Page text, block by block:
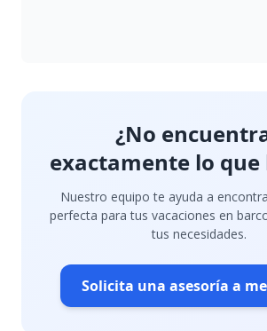
¿No
exactamente lo que
Nuestro equipo te ayuda a
perfecta para tus vacaciones en
tus necesidades.
Solicita una asesoría a